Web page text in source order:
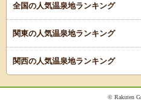
全国の人気温泉地ランキング
関東の人気温泉地ランキング
関西の人気温泉地ランキング
© Rakuten